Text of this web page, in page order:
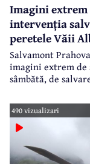
Imagini extrem
intervenția
peretele Văii
Salvamont
imagini extrem de
sâmbătă, de
490 vizualizari